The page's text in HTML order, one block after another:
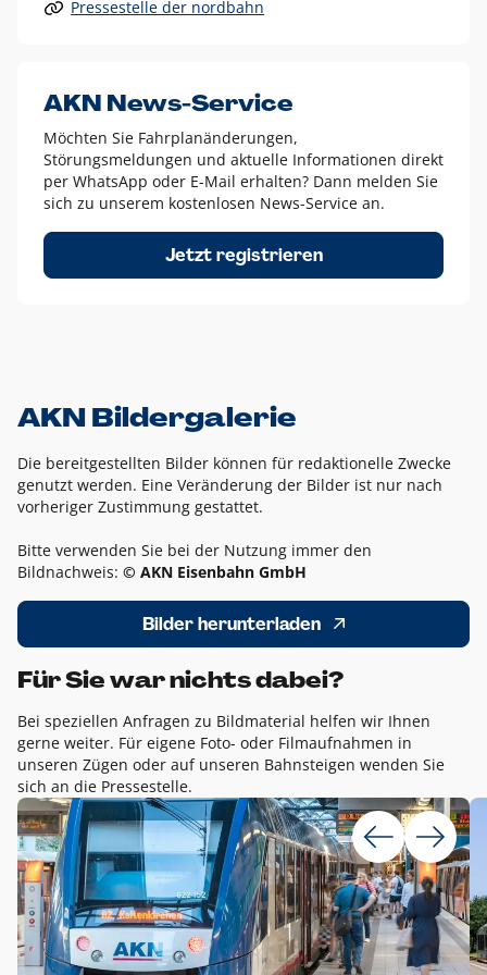
Alle anderen Logo-Varianten dürfen nur in Ausnahmefällen
Diese Ausnahmen sind zum Beispiel:
dem AKN Blau,
weißes Logo auf Fotohintergründen,
schwarzes Logo für reine Schwarz-Weiß-Umsetzungen
Um das Logo herum muss ein Schutzraum von jeweils einer
Höhe bzw. Breite des N aus AKN in alle Richtungen
Pressestelle der nordbahn
AKN News-Service
Möchten Sie Fahrplanänderungen,
Störungsmeldungen und aktuelle Informationen direkt
per WhatsApp oder E-Mail erhalten? Dann melden Sie
sich zu unserem kostenlosen News-Service an.
Jetzt registrieren
AKN Bildergalerie
Die bereitgestellten Bilder können für redaktionelle Zwecke
genutzt werden. Eine Veränderung der Bilder ist nur nach
vorheriger Zustimmung gestattet.
Bitte verwenden Sie bei der Nutzung immer den
Bildnachweis: © AKN Eisenbahn GmbH
Bilder herunterladen
Für Sie war nichts dabei?
Bei speziellen Anfragen zu Bildmaterial helfen wir Ihnen
gerne weiter. Für eigene Foto- oder Filmaufnahmen in
unseren Zügen oder auf unseren Bahnsteigen wenden Sie
sich an die Pressestelle.